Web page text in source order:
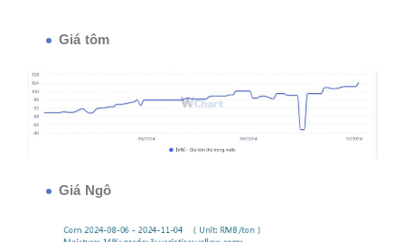
Giá tôm
Giá Ngô